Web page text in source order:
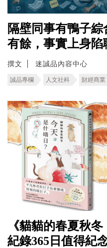
隔壁同事有鴨子綜
有餘，事實上身陷
撰文 迷誠品內容中心
誠品專欄 人文社科 財經商業
《貓貓的春夏秋
紀錄365日值得紀